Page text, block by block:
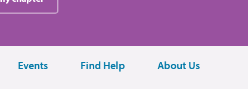
Events Find Help About Us